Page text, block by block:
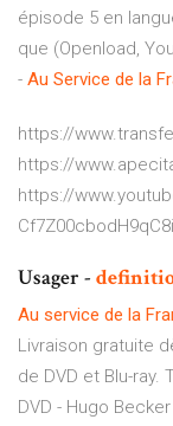
épisode 5 en
que (Openload,
- Au Service de la
https://
https://
https://
Usager -
Au service de la
Livraison gratuite
de DVD et Blu-ray.
DVD - Hugo